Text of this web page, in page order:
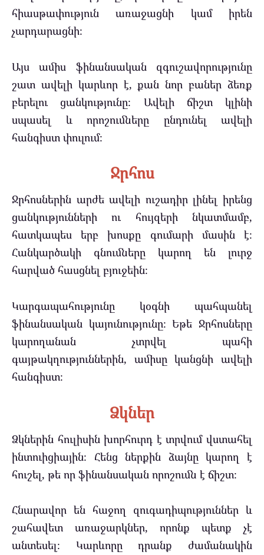
հիասթափություն առաջացնի կամ իրեն
չարդարացնի։
Այս ամիս ֆինանսական զգուշավորությունը
շատ ավելի կարևոր է, քան նոր բաներ ձեռք
բերելու ցանկությունը։ Ավելի ճիշտ կլինի
սպասել և որոշումները ընդունել ավելի
հանգիստ փուլում։
Ջրհոս
Ջրհոսներին արժե ավելի ուշադիր լինել իրենց
ցանկությունների ու հույզերի նկատմամբ,
հատկապես երբ խոսքը գումարի մասին է։
Հանկարծակի գնումները կարող են լուրջ
հարված հասցնել բյուջեին։
Կարգապահությունը կօգնի պահպանել
ֆինանսական կայունությունը։ Եթե Ջրհոսները
կարողանան չտրվել պահի
գայթակղություններին, ամիսը կանցնի ավելի
հանգիստ։
Ձկներ
Ձկներին հուլիսին խորհուրդ է տրվում վստահել
ինտուիցիային։ Հենց ներքին ձայնը կարող է
հուշել, թե որ ֆինանսական որոշումն է ճիշտ։
Հնարավոր են հաջող զուգադիպություններ և
շահավետ առաջարկներ, որոնք պետք չէ
անտեսել։ Կարևորը դրանք ժամանակին